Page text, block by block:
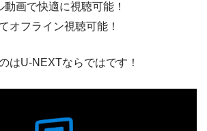
動画で快適に視聴可能！
オフライン視聴可能！
はU-NEXTならではです！